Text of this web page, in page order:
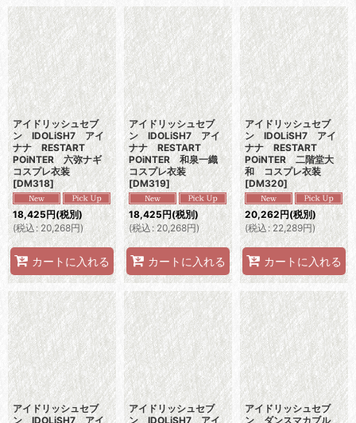
アイドリッシュセブ
ン IDOLiSH7 アイ
ナナ RESTART
POiNTER 六弥ナギ
コスプレ衣装
[DM318]
18,425円(税別)
(税込: 20,268円)
カートに入れる
アイドリッシュセブ
ン IDOLiSH7 アイ
ナナ RESTART
POiNTER 和泉一織
コスプレ衣装
[DM319]
18,425円(税別)
(税込 : 20,268円)
カートに入れる
アイドリッシュセブ
ン IDOLiSH7 アイ
ナナ RESTART
POiNTER 二階堂大
和 コスプレ衣装
[DM320]
20,262円(税別)
(税込: 22,289円)
カートに入れる
アイドリッシュセブ
ン IDOLiSH7 アイ
アイドリッシュセブ
ン IDOLiSH7 アイ
アイドリッシュセブ
ン ダンスマカブル